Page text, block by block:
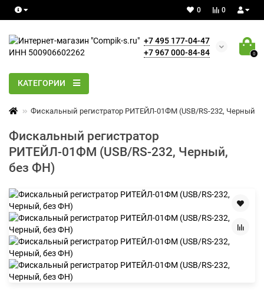
0
0
+7 495 177-04-47
+7 967 000-84-84
0
КАТЕГОРИИ
Фискальный регистратор РИТЕЙЛ-01ФМ (USB/RS-232, Черный,
Фискальный регистратор
РИТЕЙЛ-01ФМ (USB/RS-232, Черный,
без ФН)